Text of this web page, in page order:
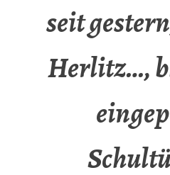
seit
Herlitz…,